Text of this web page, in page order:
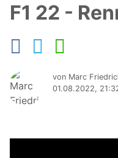
F1 22 -
von Marc
01.08.2022,